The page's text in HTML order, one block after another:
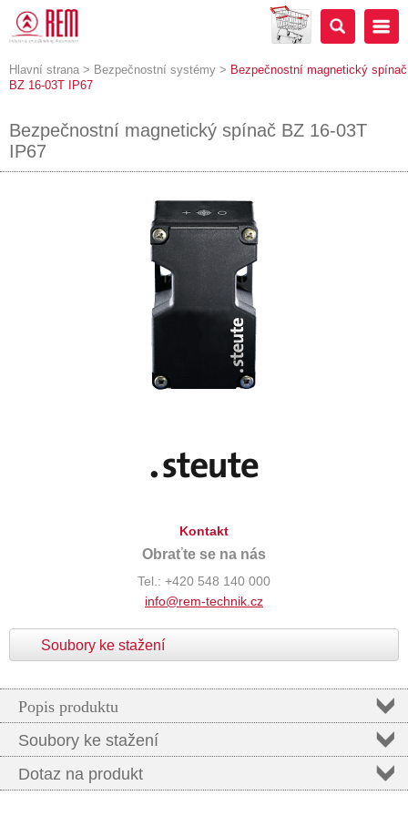
Hlavní strana > Bezpečnostní systémy > Bezpečnostní magnetický spínač
BZ 16-03T IP67
Bezpečnostní magnetický spínač BZ 16-03T
IP67
Kontakt
Obraťte se na nás
Tel.: +420 548 140 000
info@rem-technik.cz
Soubory ke stažení
Popis produktu
Soubory ke stažení
Dotaz na produkt